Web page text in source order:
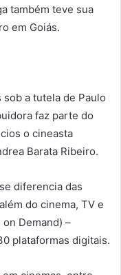
também teve sua
em Goiás.
a tutela de Paulo
faz parte do
o cineasta
Barata Ribeiro.
diferencia das
do cinema, TV e
Demand) –
plataformas digitais.